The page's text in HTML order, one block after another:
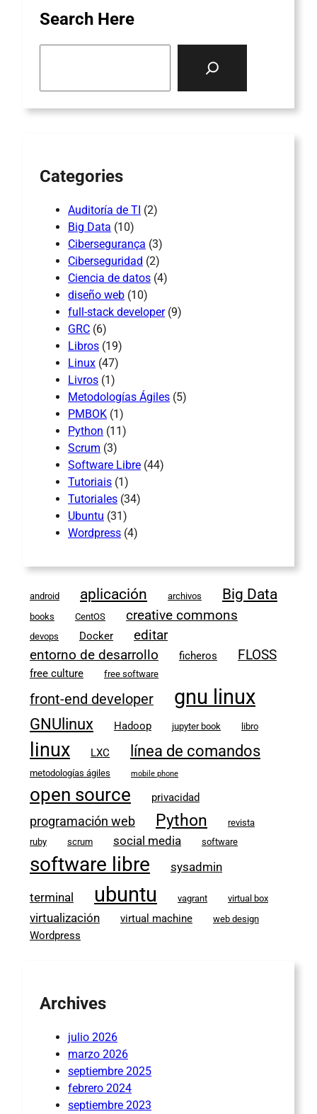
Search Here
Categories
Auditoría de TI (2)
Big Data (10)
Cibersegurança (3)
Ciberseguridad (2)
Ciencia de datos (4)
diseño web (10)
full-stack developer(9)
GRC (6)
Libros (19)
Linux (47)
Livros (1)
Metodologías Ágiles (5)
PMBOK (1)
Python (11)
Scrum (3)
Software Libre (44)
Tutoriais (1)
Tutoriales (34)
Ubuntu (31)
Wordpress (4)
android aplicación archivos Big Data
books CentOS creative commons
devops Docker
editar
entorno de desarrollo
ficheros FLOSS
free culture free software
front-end developer gnu linux
GNUlinux Hadoop jupyter book libro
linux LXC línea de comandos
metodologías ágiles mobile phone
open source privacidad
programación web Python
revista
ruby
scrum social media software
software libre sysadmin
terminal ubuntu vagrant virtual box
virtualización virtual machine web design
Wordpress
Archives
julio 2026
marzo 2026
septiembre 2025
febrero 2024
septiembre 2023